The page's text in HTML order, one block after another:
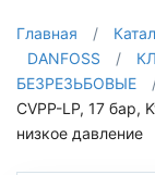
Главная /
DANFOSS
/
БЕЗРЕЗЬБОВЫЕ
CVPP-LP, 17 бар,
низкое давление